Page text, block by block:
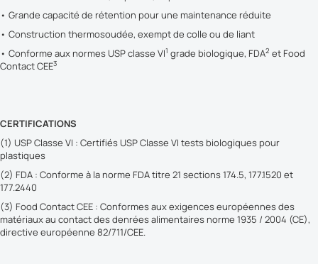
• Grande capacité de rétention pour une maintenance réduite
• Construction thermosoudée, exempt de colle ou de liant
• Conforme aux normes USP classe VI1 grade biologique, FDA2 et Food
Contact CEE3
CERTIFICATIONS
(1) USP Classe VI : Certifiés USP Classe VI tests biologiques pour
plastiques
(2) FDA : Conforme à la norme FDA titre 21 sections 174.5, 177.1520 et
177.2440
(3) Food Contact CEE : Conformes aux exigences européennes des
matériaux au contact des denrées alimentaires norme 1935 / 2004 (CE),
directive européenne 82/711/CEE.